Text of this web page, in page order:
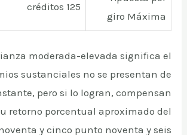
giro Máxima
125 créditos
moderada-elevada significa el
sustanciales no se presentan de
pero si lo logran, compensan
retorno porcentual aproximado del
y cinco punto noventa y seis